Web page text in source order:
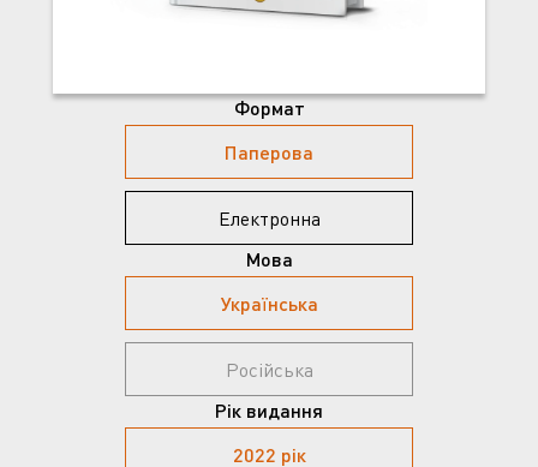
Формат
Паперова
Електронна
Мова
Українська
Російська
Рік видання
2022 рік